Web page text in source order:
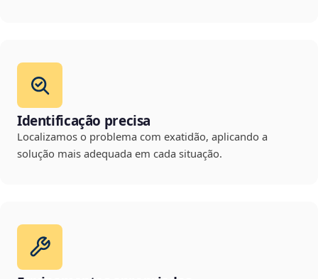
Identificação precisa
Localizamos o problema com exatidão, aplicando a
solução mais adequada em cada situação.